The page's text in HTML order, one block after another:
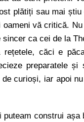
plătiți sau mai
vă critică.
ca cei de la
căci e
preparatele și
curioși, iar apoi
construi așa